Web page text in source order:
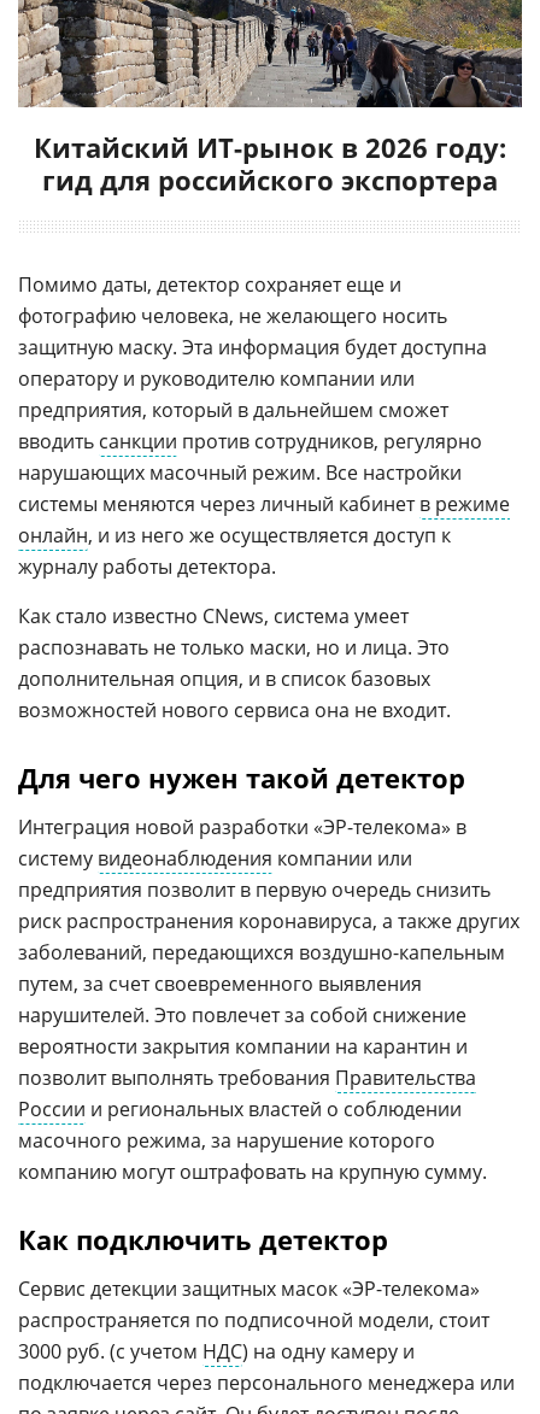
Китайский ИТ-рынок в 2026 году:
гид для российского экспортера
Помимо даты, детектор сохраняет еще и
фотографию человека, не желающего носить
защитную маску. Эта информация будет доступна
оператору и руководителю компании или
предприятия, который в дальнейшем сможет
вводить санкции против сотрудников, регулярно
нарушающих масочный режим. Все настройки
системы меняются через личный кабинетв режиме
онлайн, и из него же осуществляется доступ к
журналу работы детектора.
Как стало известно CNews, система умеет
распознавать не только маски, но и лица. Это
дополнительная опция, и в список базовых
возможностей нового сервиса она не входит.
Для чего нужен такой детектор
Интеграция новой разработки «ЭР-телекома» в
систему видеонаблюдения компании или
предприятия позволит в первую очередь снизить
риск распространения коронавируса, а также других
заболеваний, передающихся воздушно-капельным
путем, за счет своевременного выявления
нарушителей. Это повлечет за собой снижение
вероятности закрытия компании на карантин и
позволит выполнять требования Правительства
России и региональных властей о соблюдении
масочного режима, за нарушение которого
компанию могут оштрафовать на крупную сумму.
Как подключить детектор
Сервис детекции защитных масок «ЭР-телекома»
распространяется по подписочной модели, стоит
3000 руб. (с учетом НДС) на одну камеру и
подключается через персонального менеджера или